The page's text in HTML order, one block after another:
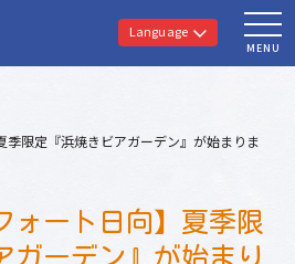
Language
MENU
季限定『浜焼きビアガーデン』が始まりま
ォート日向】夏季限
ガーデン』が始まり